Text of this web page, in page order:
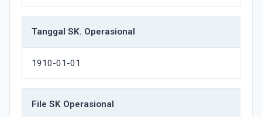
Tanggal SK. Operasional
1910-01-01
File SK Operasional